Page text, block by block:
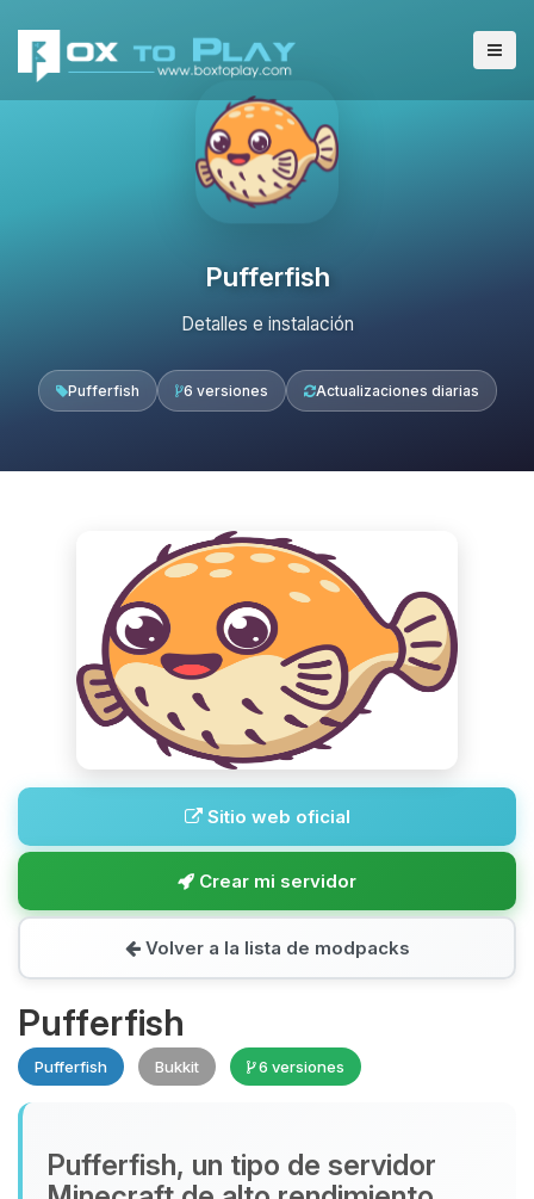
Pufferfish
Detalles e instalación
Pufferfish 6 versiones Actualizaciones diarias
Sitio web oficial
Crear mi servidor
Volver a la lista de modpacks
Pufferfish
Pufferfish Bukkit 6 versiones
Pufferfish, un tipo de servidor